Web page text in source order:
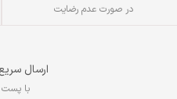
در صورت عدم رضایت
ارسال
با پست